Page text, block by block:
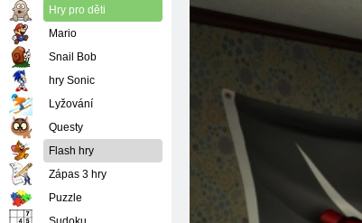
Hry pro děti
Mario
Snail Bob
hry Sonic
Lyžování
Questy
Flash hry
Zápas 3 hry
Puzzle